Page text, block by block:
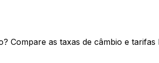
Compare as taxas de câmbio e